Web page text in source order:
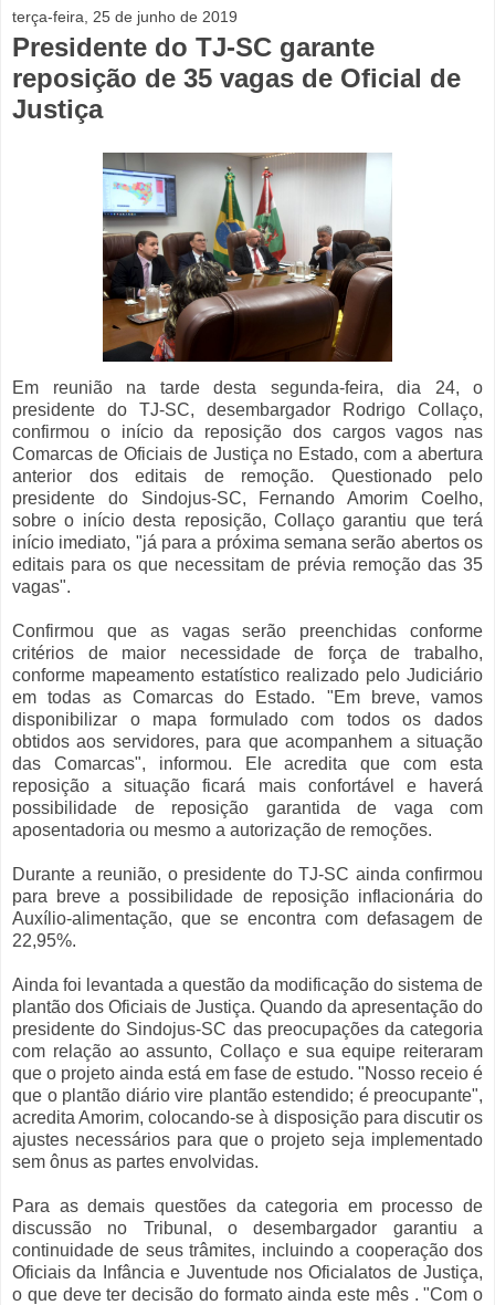
terça-feira, 25 de junho de 2019
Presidente do TJ-SC garante
reposição de 35 vagas de Oficial de
Justiça
Em reunião na tarde desta segunda-feira, dia 24, o
presidente do TJ-SC, desembargador Rodrigo Collaço,
confirmou o início da reposição dos cargos vagos nas
Comarcas de Oficiais de Justiça no Estado, com a abertura
anterior dos editais de remoção. Questionado pelo
presidente do Sindojus-SC, Fernando Amorim Coelho,
sobre o início desta reposição, Collaço garantiu que terá
início imediato, "já para a próxima semana serão abertos os
editais para os que necessitam de prévia remoção das 35
vagas".
Confirmou que as vagas serão preenchidas conforme
critérios de maior necessidade de força de trabalho,
conforme mapeamento estatístico realizado pelo Judiciário
em todas as Comarcas do Estado. "Em breve, vamos
disponibilizar o mapa formulado com todos os dados
obtidos aos servidores, para que acompanhem a situação
das Comarcas", informou. Ele acredita que com esta
reposição a situação ficará mais confortável e haverá
possibilidade de reposição garantida de vaga com
aposentadoria ou mesmo a autorização de remoções.
Durante a reunião, o presidente do TJ-SC ainda confirmou
para breve a possibilidade de reposição inflacionária do
Auxílio-alimentação, que se encontra com defasagem de
22,95%.
Ainda foi levantada a questão da modificação do sistema de
plantão dos Oficiais de Justiça. Quando da apresentação do
presidente do Sindojus-SC das preocupações da categoria
com relação ao assunto, Collaço e sua equipe reiteraram
que o projeto ainda está em fase de estudo. "Nosso receio é
que o plantão diário vire plantão estendido; é preocupante",
acredita Amorim, colocando-se à disposição para discutir os
ajustes necessários para que o projeto seja implementado
sem ônus as partes envolvidas.
Para as demais questões da categoria em processo de
discussão no Tribunal, o desembargador garantiu a
continuidade de seus trâmites, incluindo a cooperação dos
Oficiais da Infância e Juventude nos Oficialatos de Justiça,
o que deve ter decisão do formato ainda este mês . "Com o